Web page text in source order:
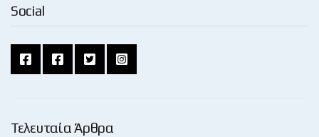
Social
Τελευταία Άρθρα